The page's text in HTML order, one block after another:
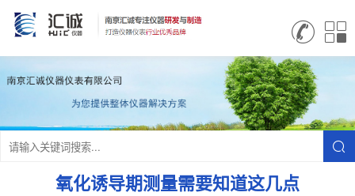
氧化诱导期测量需要知道这几点